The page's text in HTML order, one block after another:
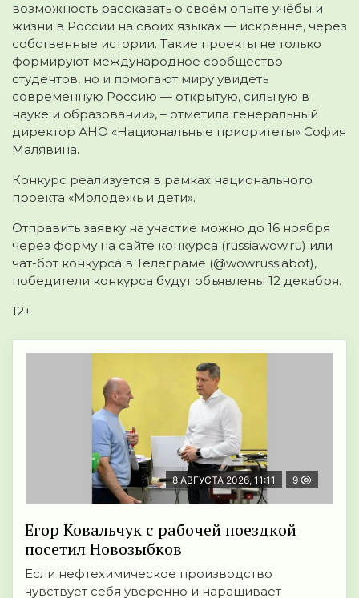
возможность рассказать о своём опыте учёбы и
жизни в России на своих языках — искренне, через
собственные истории. Такие проекты не только
формируют международное сообщество
студентов, но и помогают миру увидеть
современную Россию — открытую, сильную в
науке и образовании», – отметила генеральный
директор АНО «Национальные приоритеты» София
Малявина.
Конкурс реализуется в рамках национального
проекта «Молодежь и дети».
Отправить заявку на участие можно до 16 ноября
через форму на сайте конкурса (russiawow.ru) или
чат-бот конкурса в Телеграме (@wowrussiabot),
победители конкурса будут объявлены 12 декабря.
12+
8 АВГУСТА 2026, 11:11 9
Егор Ковальчук с рабочей поездкой
посетил Новозыбков
Если нефтехимическое производство
чувствует себя уверенно и наращивает